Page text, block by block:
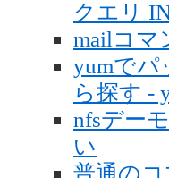
クエリ
mailコマ
yumでパ
ら探す -
nfsデー
い
普通の